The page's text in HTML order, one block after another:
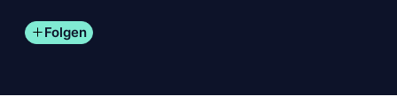
Folgen